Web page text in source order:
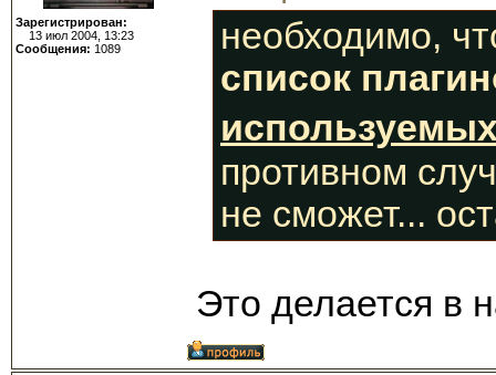
Зарегистрирован:
13 июл 2004, 13:23
Сообщения: 1089
необходимо,
список
противном
не сможет...
Это делается в